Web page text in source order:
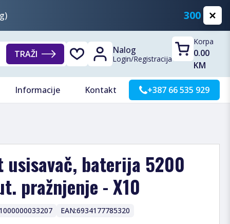
300 KM
TRAŽI Nalog
Login/Registracija
Korpa
0.00
KM
Informacije Kontakt +387 66 535 929
usisavač, baterija 5200
pražnjenje - X10
1000000033207 EAN:6934177785320